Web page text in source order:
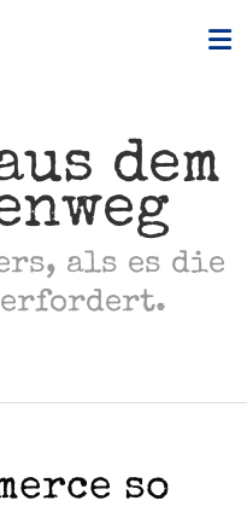
dem
als es die
so